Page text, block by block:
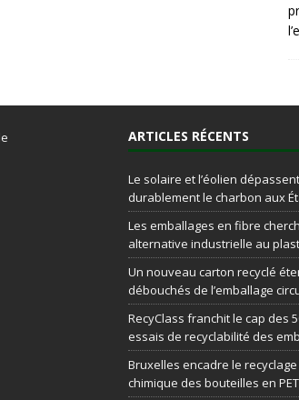
ARTICLES RÉCENTS
Le solaire et l’éolien dépassent
durablement le charbon aux
Les emballages en fibre
alternative industrielle au
Un nouveau carton recyclé
débouchés de l’emballage
RecyClass franchit le cap des
essais de recyclabilité des
Bruxelles encadre le recyclage
chimique des bouteilles en PET